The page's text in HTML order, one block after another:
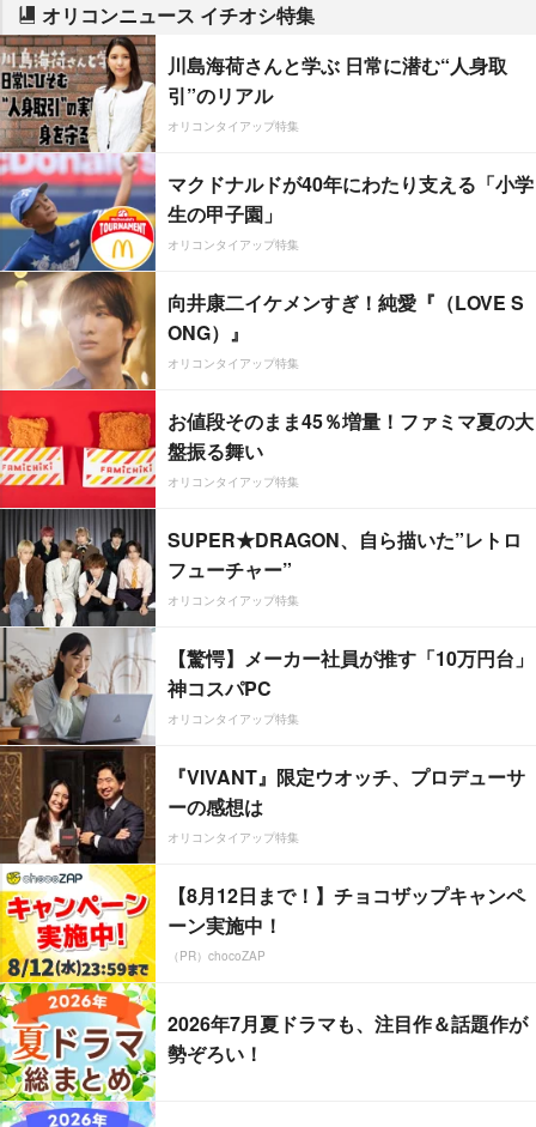
オリコンニュース イチオシ特集
川島海荷さんと学ぶ 日常に潜む“人身取
引”のリアル
オリコンタイアップ特集
マクドナルドが40年にわたり支える「小学
生の甲子園」
オリコンタイアップ特集
向井康二イケメンすぎ！純愛『（LOVE S
ONG）』
オリコンタイアップ特集
お値段そのまま45％増量！ファミマ夏の大
盤振る舞い
オリコンタイアップ特集
SUPER★DRAGON、自ら描いた”レトロ
フューチャー”
オリコンタイアップ特集
【驚愕】メーカー社員が推す「10万円台」
神コスパPC
オリコンタイアップ特集
『VIVANT』限定ウオッチ、プロデューサ
ーの感想は
オリコンタイアップ特集
【8月12日まで！】チョコザップキャンペ
ーン実施中！
（PR）chocoZAP
2026年7月夏ドラマも、注目作＆話題作が
勢ぞろい！